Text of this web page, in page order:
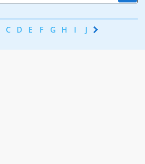
C D E F G H I J K